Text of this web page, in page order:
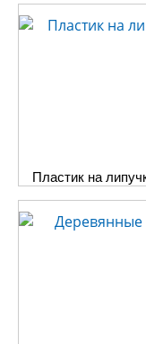
Пластик на